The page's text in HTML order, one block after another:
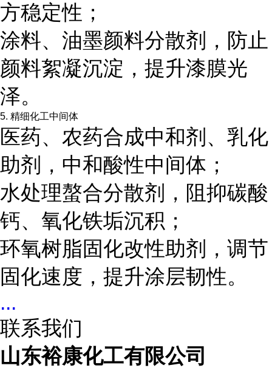
方稳定性；
涂料、油墨颜料分散剂，防止
颜料絮凝沉淀，提升漆膜光
泽。
5. 精细化工中间体
医药、农药合成中和剂、乳化
助剂，中和酸性中间体；
水处理螯合分散剂，阻抑碳酸
钙、氧化铁垢沉积；
环氧树脂固化改性助剂，调节
固化速度，提升涂层韧性。
...
联系我们
山东裕康化工有限公司